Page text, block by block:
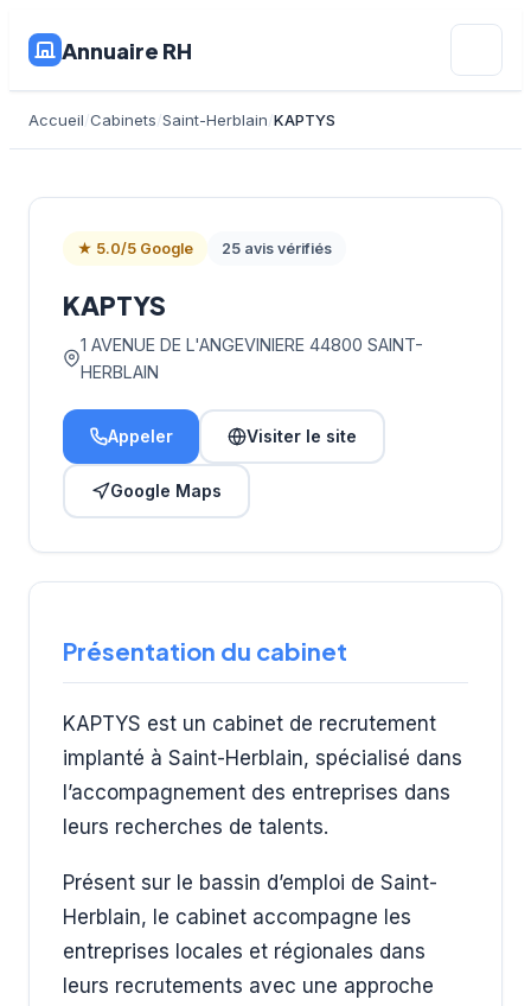
Annuaire RH
Accueil Cabinets Saint-Herblain KAPTYS
★ 5.0/5 Google 25 avis vérifiés
KAPTYS
1 AVENUE DE L'ANGEVINIERE 44800 SAINT-
HERBLAIN
Appeler Visiter le site
Google Maps
Présentation du cabinet
KAPTYS est un cabinet de recrutement
implanté à Saint-Herblain, spécialisé dans
l’accompagnement des entreprises dans
leurs recherches de talents.
Présent sur le bassin d’emploi de Saint-
Herblain, le cabinet accompagne les
entreprises locales et régionales dans
leurs recrutements avec une approche